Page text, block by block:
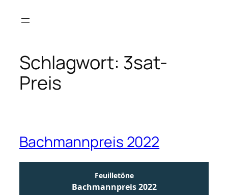
Inhalt
Schlagwort: 3sat-
Preis
Bachmannpreis 2022